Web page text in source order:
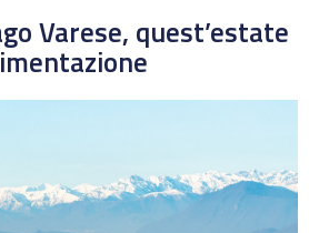
Varese, quest’estate